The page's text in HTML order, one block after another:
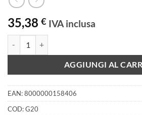
35,38 € IVA inclusa
AGGIUNGI AL
EAN:8000000158406
COD:G20